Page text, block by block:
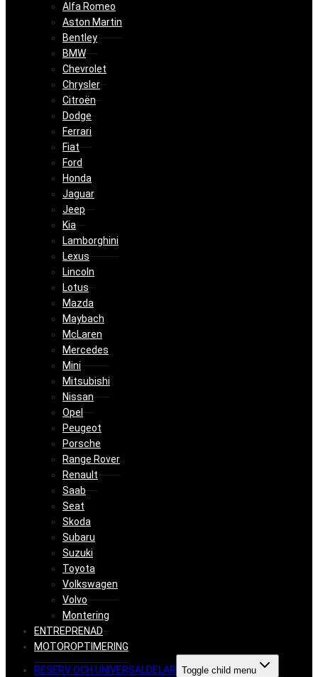
Alfa Romeo
Aston Martin
Bentley
BMW
Chevrolet
Chrysler
Citroën
Dodge
Ferrari
Fiat
Ford
Honda
Jaguar
Jeep
Kia
Lamborghini
Lexus
Lincoln
Lotus
Mazda
Maybach
McLaren
Mercedes
Mini
Mitsubishi
Nissan
Opel
Peugeot
Porsche
Range Rover
Renault
Saab
Seat
Skoda
Subaru
Suzuki
Toyota
Volkswagen
Volvo
Montering
ENTREPRENAD
MOTOROPTIMERING
RESERV OCH UNIVERSALDELAR Toggle child menu